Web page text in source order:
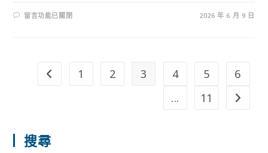
留言功能已關閉 2026 年 6 月 9 日
1 2 3 4 5
6
...
11
搜尋